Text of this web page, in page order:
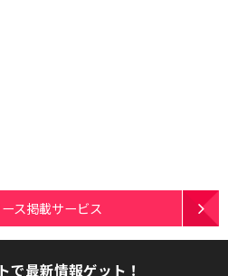
ス掲載サービス
で最新情報ゲット！